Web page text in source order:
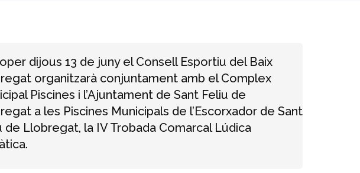
dijous 13 de juny el Consell Esportiu del Baix
organitzarà conjuntament amb el Complex
Piscines i l’Ajuntament de Sant Feliu de
a les Piscines Municipals de l’Escorxador de Sant
de Llobregat, la IV Trobada Comarcal Lúdica